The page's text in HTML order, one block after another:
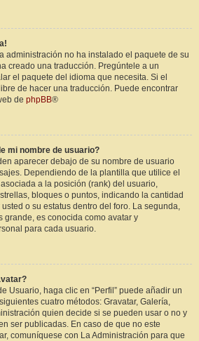
administración no ha instalado el paquete de su
creado una traducción. Pregúntele a un
el paquete del idioma que necesita. Si el
de hacer una traducción. Puede encontrar
de phpBB®
mi nombre de usuario?
aparecer debajo de su nombre de usuario
Dependiendo de la plantilla que utilice el
a la posición (rank) del usuario,
bloques o puntos, indicando la cantidad
o su estatus dentro del foro. La segunda,
grande, es conocida como avatar y
para cada usuario.
Usuario, haga clic en “Perfil” puede añadir un
cuatro métodos: Gravatar, Galería,
quien decide si se pueden usar o no y
ser publicadas. En caso de que no este
comuníquese con La Administración para que